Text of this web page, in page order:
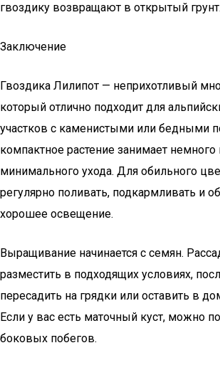
гвоздику возвращают в открытый грунт.
Заключение
Гвоздика Лилипот — неприхотливый
который отлично подходит для
участков с каменистыми или бедными
компактное растение занимает немного
минимального ухода. Для обильного
регулярно поливать, подкармливать и
хорошее освещение.
Выращивание начинается с семян.
разместить в подходящих условиях,
пересадить на грядки или оставить в
Если у вас есть маточный куст, можно
боковых побегов.